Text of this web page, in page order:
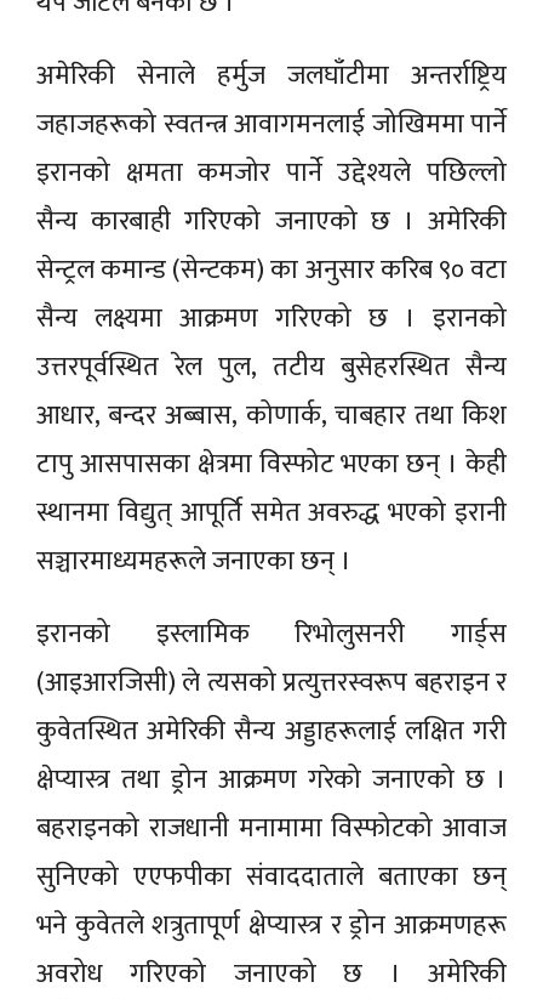
अमेरिकी सेनाले हर्मुज जलघाँटीमा अन्तर्राष्ट्रिय
जहाजहरूको स्वतन्त्र आवागमनलाई जोखिममा पार्ने
इरानको क्षमता कमजोर पार्ने उद्देश्यले पछिल्लो
सैन्य कारबाही गरिएको जनाएको छ । अमेरिकी
सेन्ट्रल कमान्ड (सेन्टकम) का अनुसार करिब ९० वटा
सैन्य लक्ष्यमा आक्रमण गरिएको छ । इरानको
उत्तरपूर्वस्थित रेल पुल, तटीय बुसेहरस्थित सैन्य
आधार, बन्दर अब्बास, कोणार्क, चाबहार तथा किश
टापु आसपासका क्षेत्रमा विस्फोट भएका छन् । केही
स्थानमा विद्युत् आपूर्ति समेत अवरुद्ध भएको इरानी
सञ्चारमाध्यमहरूले जनाएका छन् ।
इरानको इस्लामिक रिभोलुसनरी गार्ड्स
(आइआरजिसी) ले त्यसको प्रत्युत्तरस्वरूप बहराइन र
कुवेतस्थित अमेरिकी सैन्य अड्डाहरूलाई लक्षित गरी
क्षेप्यास्त्र तथा ड्रोन आक्रमण गरेको जनाएको छ ।
बहराइनको राजधानी मनामामा विस्फोटको आवाज
सुनिएको एएफपीका संवाददाताले बताएका छन्
भने कुवेतले शत्रुतापूर्ण क्षेप्यास्त्र र ड्रोन आक्रमणहरू
अवरोध गरिएको जनाएको छ । अमेरिकी